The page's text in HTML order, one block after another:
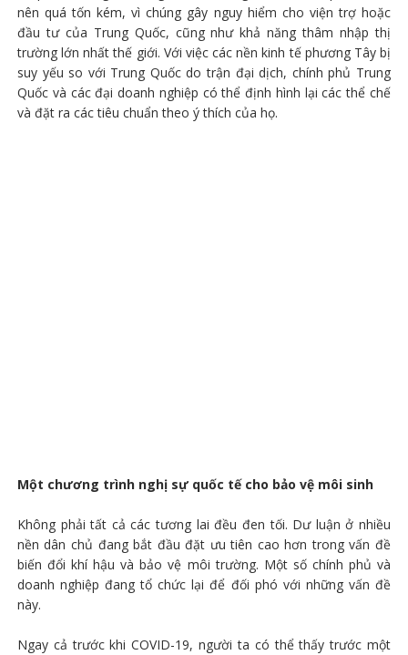
nên quá tốn kém, vì chúng gây nguy hiểm cho viện trợ hoặc
đầu tư của Trung Quốc, cũng như khả năng thâm nhập thị
trường lớn nhất thế giới. Với việc các nền kinh tế phương Tây bị
suy yếu so với Trung Quốc do trận đại dịch, chính phủ Trung
Quốc và các đại doanh nghiệp có thể định hình lại các thể chế
và đặt ra các tiêu chuẩn theo ý thích của họ.
Một chương trình nghị sự quốc tế cho bảo vệ môi sinh
Không phải tất cả các tương lai đều đen tối. Dư luận ở nhiều
nền dân chủ đang bắt đầu đặt ưu tiên cao hơn trong vấn đề
biến đổi khí hậu và bảo vệ môi trường. Một số chính phủ và
doanh nghiệp đang tổ chức lại để đối phó với những vấn đề
này.
Ngay cả trước khi COVID-19, người ta có thể thấy trước một